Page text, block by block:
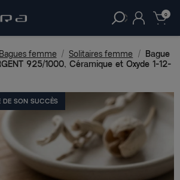
clear 0
Bagues femme Solitaires femme
Bague
925/1000, Céramique et Oxyde 1-12-
DE SON SUCCÈS